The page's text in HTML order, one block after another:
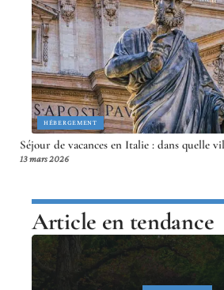
HÉBERGEMENT
Séjour de vacances en Italie : dans quelle
13 mars 2026
Article en tendance